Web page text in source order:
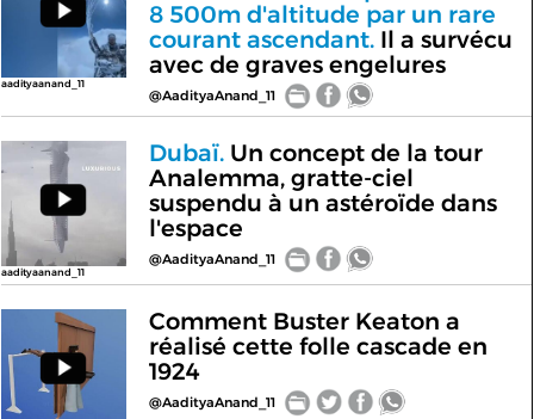
aadityaanand_11
8 500m d'altitude par un rare
courant ascendant.Il a survécu
avec de graves engelures
@AadityaAnand_11
aadityaanand_11
Dubaï.Un concept de la tour
Analemma, gratte-ciel
suspendu à un astéroïde dans
l'espace
@AadityaAnand_11
Comment Buster Keaton a
réalisé cette folle cascade en
1924
@AadityaAnand_11